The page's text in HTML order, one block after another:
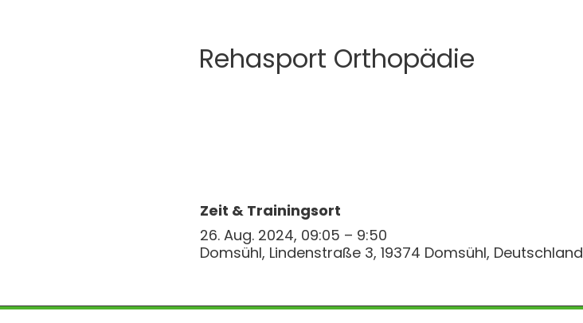
Rehasport Orthopädie
Zeit & Trainingsort
26. Aug. 2024, 09:05 – 9:50
Domsühl, Lindenstraße 3, 19374 Domsühl, Deutschland